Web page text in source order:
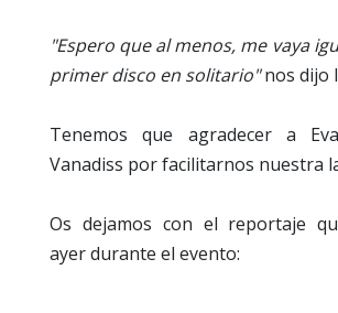
"Espero que al menos, me vaya
primer disco en solitario"nos dijo
Tenemos que agradecer a
Vanadiss por facilitarnos nuestra
Os dejamos con el reportaje
ayer durante el evento: